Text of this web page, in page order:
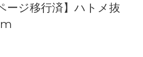
ージ移行済】ハトメ抜